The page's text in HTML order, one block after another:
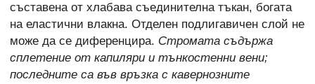
съставена от хлабава съединителна тъкан, богата
на еластични влакна. Отделен подлигавичен слой не
може да се диференцира. Стромата съдържа
сплетение от капиляри и тънкостенни вени;
последните са във връзка с кавернозните